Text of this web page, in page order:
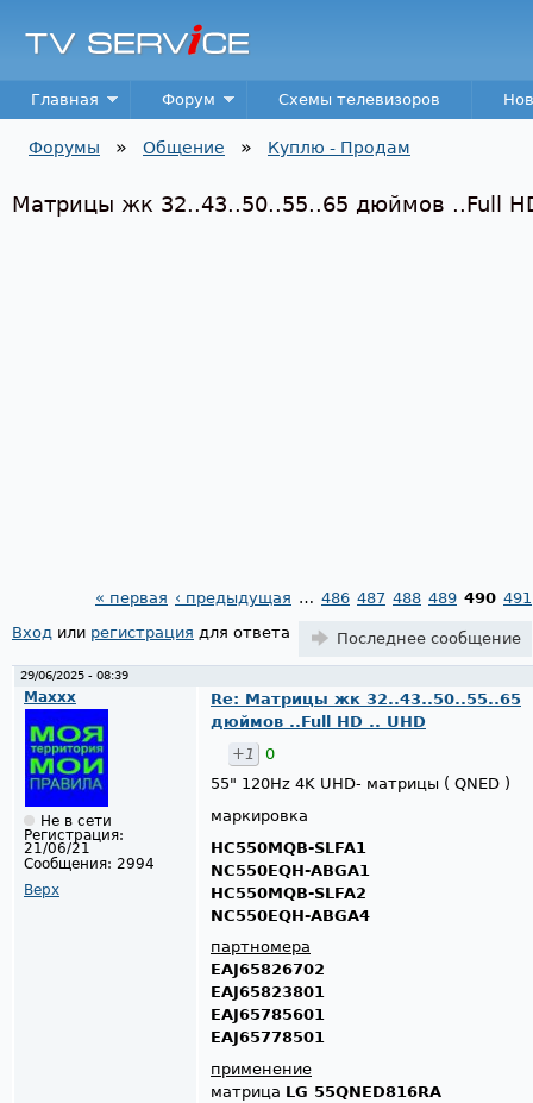
TV
Service
Main menu
Главная Форум Схемы телевизоров
Форумы » Общение » Куплю - Продам
Матрицы жк 32..43..50..55..65 дюймов ..Full
Страницы
« первая ‹ предыдущая … 486 487 488 489 490 491
Вход или регистрация для ответа Последнее сообщение
29/06/2025 - 08:39
Maxxx
Не в сети
Регистрация:
21/06/21
Сообщения: 2994
Верх
Re: Матрицы жк 32..43..50..55..65
дюймов ..Full HD .. UHD
+1
0
55" 120Hz 4K UHD- матрицы ( QNED )
маркировка
HC550MQB-SLFA1
NC550EQH-ABGA1
HC550MQB-SLFA2
NC550EQH-ABGA4
партномера
EAJ65826702
EAJ65823801
EAJ65785601
EAJ65778501
применение
матрица LG 55QNED816RA